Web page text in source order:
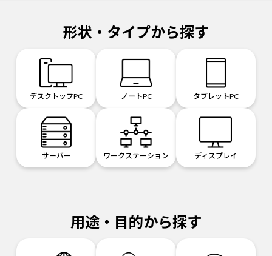
形状・タイプから探す
デスクトップPC ノートPC タブレットPC
サーバー ワークステーション ディスプレイ
用途・目的から探す